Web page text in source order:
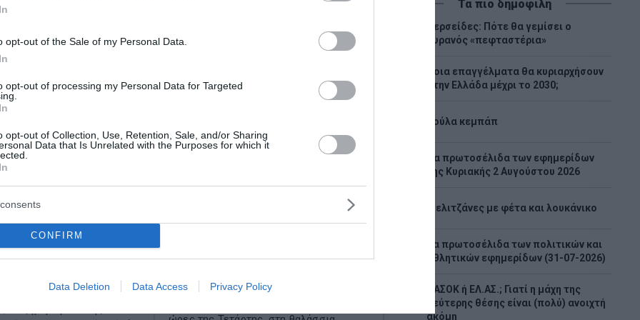
opt-out of the Sale of my Personal Data.
opt-out of processing my Personal Data for Targeted
opt-out of Collection, Use, Retention, Sale, and/or Sharing
Data that Is Unrelated with the Purposes for which it
CONFIRM
Data Deletion Data Access Privacy Policy
απείλησε τη
ότι θα τη σφάξει
στο ξύλο με
του
η μητέρα και ο
Στον όγδοο αγνοούμενο
Γερμανό τουρίστα ανήκει η
Στον όγδοο Γερμανό τουρίστα, τα ίχνη
απόγευμα της Κυριακής, ανήκει τελικά η
Τα πιο δημοφιλή
Περσείδες: Πότε θα γεμίσει ο
ουρανός «πεφταστέρια»
Ποια επαγγέλματα θα κυριαρχήσουν
στην Ελλάδα μέχρι το 2030;
Λούλα κεμπάπ
Tα πρωτοσέλιδα των εφημερίδων
της Κυριακής 2 Αυγούστου 2026
Μελιτζάνες με φέτα και λουκάνικο
Τα πρωτοσέλιδα των πολιτικών και
αθλητικών εφημερίδων (31-07-2026)
ΠΑΣΟΚ ή ΕΛ.ΑΣ.; Γιατί η μάχη της
δεύτερης θέσης είναι (πολύ) ανοιχτή
ακόμη